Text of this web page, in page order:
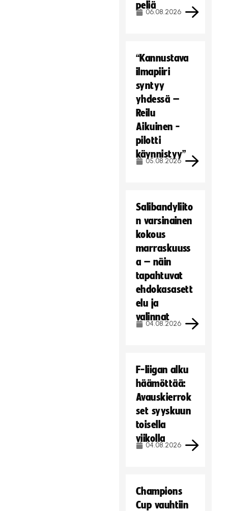
peliä
06.08.2026
“Kannustava
ilmapiiri
syntyy
yhdessä –
Reilu
Aikuinen -
pilotti
käynnistyy”
05.08.2026
Salibandyliito
n varsinainen
kokous
marraskuuss
a – näin
tapahtuvat
ehdokasasett
elu ja
valinnat
04.08.2026
F-liigan alku
häämöttää:
Avauskierrok
set syyskuun
toisella
viikolla
04.08.2026
Champions
Cup vauhtiin